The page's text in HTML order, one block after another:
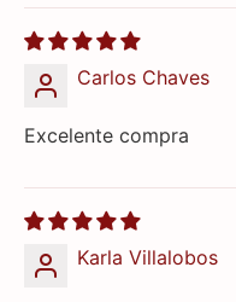
Carlos Chaves
Excelente compra
Karla Villalobos